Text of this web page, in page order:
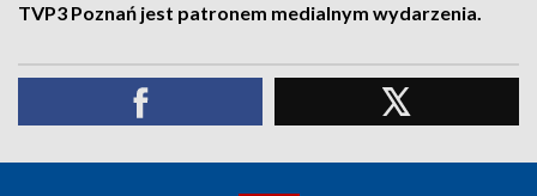
TVP3 Poznań jest patronem medialnym wydarzenia.